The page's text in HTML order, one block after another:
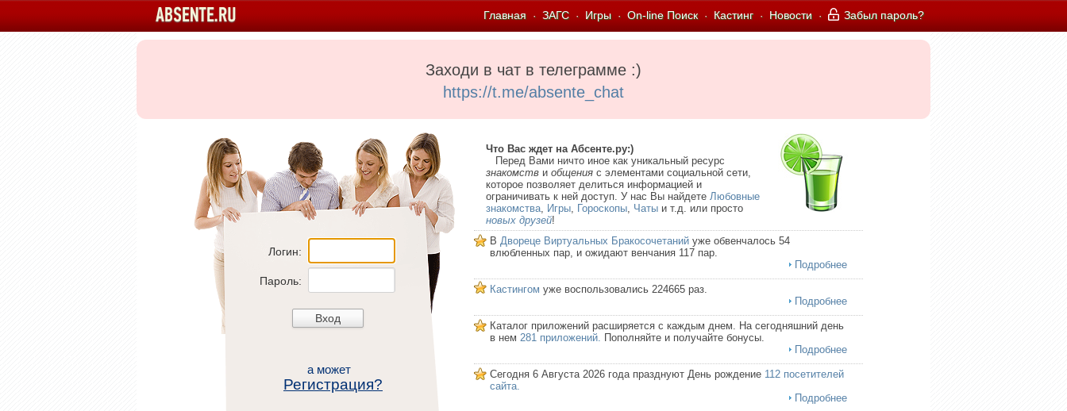
Главная · ЗАГС · Игры · On-line Поиск · Кастинг · Новости · Забыл пароль?
Заходи в чат в телеграмме :)
https://t.me/absente_chat
Логин:
Пароль:
а может
Регистрация?
Что Вас ждет на Абсенте.ру:)
Перед Вами ничто иное как уникальный ресурс
знакомств и общения с элементами социальной сети,
которое позволяет делиться информацией и
ограничивать к ней доступ. У нас Вы найдете Любовные
знакомства, Игры, Гороскопы, Чаты и т.д. или просто
новых друзей!
В Двореце Виртуальных Бракосочетаний уже обвенчалось 54
влюбленных пар, и ожидают венчания 117 пар.
Подробнее
Кастингом уже воспользовались 224665 раз.
Подробнее
Каталог приложений расширяется с каждым днем. На сегодняшний день
в нем 281 приложений. Пополняйте и получайте бонусы.
Подробнее
Сегодня 6 Августа 2026 года празднуют День рождение 112 посетителей
сайта.
Подробнее